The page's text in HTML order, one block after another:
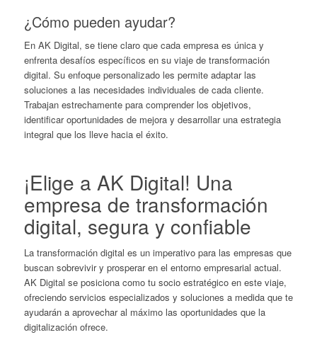
¿Cómo pueden ayudar?
En AK Digital, se tiene claro que cada empresa es única y
enfrenta desafíos específicos en su viaje de transformación
digital. Su enfoque personalizado les permite adaptar las
soluciones a las necesidades individuales de cada cliente.
Trabajan estrechamente para comprender los objetivos,
identificar oportunidades de mejora y desarrollar una estrategia
integral que los lleve hacia el éxito.
¡Elige a AK Digital! Una
empresa de transformación
digital, segura y confiable
La transformación digital es un imperativo para las empresas que
buscan sobrevivir y prosperar en el entorno empresarial actual.
AK Digital se posiciona como tu socio estratégico en este viaje,
ofreciendo servicios especializados y soluciones a medida que te
ayudarán a aprovechar al máximo las oportunidades que la
digitalización ofrece.